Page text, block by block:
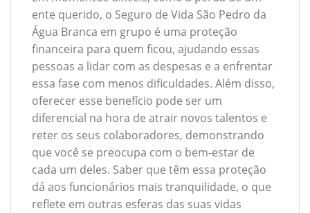
ente querido, o Seguro de Vida São Pedro da
Água Branca em grupo é uma proteção
financeira para quem ficou, ajudando essas
pessoas a lidar com as despesas e a enfrentar
essa fase com menos dificuldades. Além disso,
oferecer esse benefício pode ser um
diferencial na hora de atrair novos talentos e
reter os seus colaboradores, demonstrando
que você se preocupa com o bem-estar de
cada um deles. Saber que têm essa proteção
dá aos funcionários mais tranquilidade, o que
reflete em outras esferas das suas vidas